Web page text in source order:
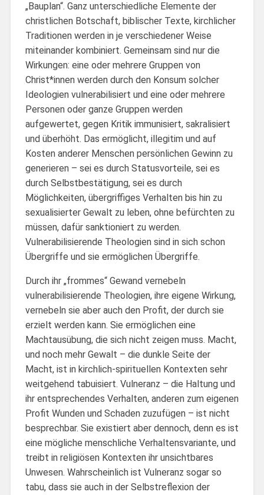
„Bauplan“. Ganz unterschiedliche Elemente der
christlichen Botschaft, biblischer Texte, kirchlicher
Traditionen werden in je verschiedener Weise
miteinander kombiniert. Gemeinsam sind nur die
Wirkungen: eine oder mehrere Gruppen von
Christ*innen werden durch den Konsum solcher
Ideologien vulnerabilisiert und eine oder mehrere
Personen oder ganze Gruppen werden
aufgewertet, gegen Kritik immunisiert, sakralisiert
und überhöht. Das ermöglicht, illegitim und auf
Kosten anderer Menschen persönlichen Gewinn zu
generieren – sei es durch Statusvorteile, sei es
durch Selbstbestätigung, sei es durch
Möglichkeiten, übergriffiges Verhalten bis hin zu
sexualisierter Gewalt zu leben, ohne befürchten zu
müssen, dafür sanktioniert zu werden.
Vulnerabilisierende Theologien sind in sich schon
Übergriffe und sie ermöglichen Übergriffe.
Durch ihr „frommes“ Gewand vernebeln
vulnerabilisierende Theologien, ihre eigene Wirkung,
vernebeln sie aber auch den Profit, der durch sie
erzielt werden kann. Sie ermöglichen eine
Machtausübung, die sich nicht zeigen muss. Macht,
und noch mehr Gewalt – die dunkle Seite der
Macht, ist in kirchlich-spirituellen Kontexten sehr
weitgehend tabuisiert. Vulneranz – die Haltung und
ihr entsprechendes Verhalten, anderen zum eigenen
Profit Wunden und Schaden zuzufügen – ist nicht
besprechbar. Sie existiert aber dennoch, denn es ist
eine mögliche menschliche Verhaltensvariante, und
treibt in religiösen Kontexten ihr unsichtbares
Unwesen. Wahrscheinlich ist Vulneranz sogar so
tabu, dass sie auch in der Selbstreflexion der